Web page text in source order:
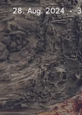
28. Aug. 2024